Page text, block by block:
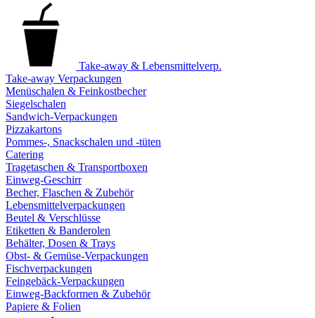
Take-away & Lebensmittelverp.
Take-away Verpackungen
Menüschalen & Feinkostbecher
Siegelschalen
Sandwich-Verpackungen
Pizzakartons
Pommes-, Snackschalen und -tüten
Catering
Tragetaschen & Transportboxen
Einweg-Geschirr
Becher, Flaschen & Zubehör
Lebensmittelverpackungen
Beutel & Verschlüsse
Etiketten & Banderolen
Behälter, Dosen & Trays
Obst- & Gemüse-Verpackungen
Fischverpackungen
Feingebäck-Verpackungen
Einweg-Backformen & Zubehör
Papiere & Folien